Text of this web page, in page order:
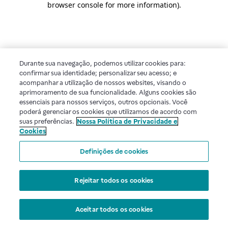
browser console for more information).
Durante sua navegação, podemos utilizar cookies para:
confirmar sua identidade; personalizar seu acesso; e
acompanhar a utilização de nossos websites, visando o
aprimoramento de sua funcionalidade. Alguns cookies são
essenciais para nossos serviços, outros opcionais. Você
poderá gerenciar os cookies que utilizamos de acordo com
suas preferências. Nossa Política de Privacidade e
Cookies
Definições de cookies
Rejeitar todos os cookies
Aceitar todos os cookies